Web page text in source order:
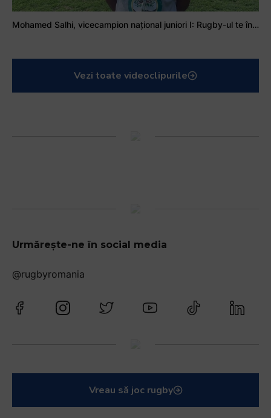
Mohamed Salhi, vicecampion național juniori I: Rugby-ul te învață să accepți și înfrângerile
Vezi toate videoclipurile
Urmărește-ne în social media
@rugbyromania
Vreau să joc rugby